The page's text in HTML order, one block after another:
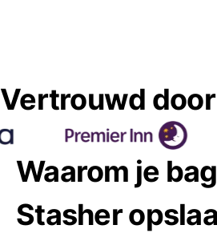
Vertrouwd door
Waarom je
Stasher